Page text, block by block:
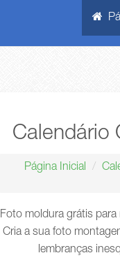
Calendário
Página Inicial
Foto moldura grátis
Cria a sua foto
lembranças